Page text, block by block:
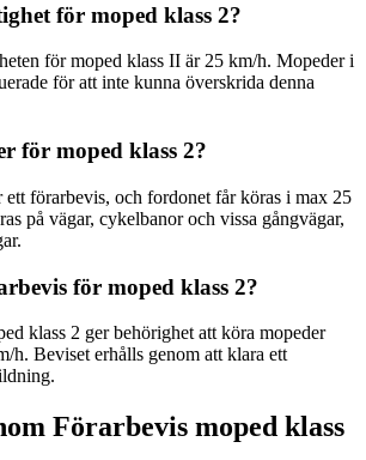
för moped klass 2?
för moped klass II är 25 km/h. Mopeder i
för att inte kunna överskrida denna
för moped klass 2?
ett förarbevis, och fordonet får köras i max 25
på vägar, cykelbanor och vissa gångvägar,
för moped klass 2?
klass 2 ger behörighet att köra mopeder
h. Beviset erhålls genom att klara ett
Förarbevis moped klass